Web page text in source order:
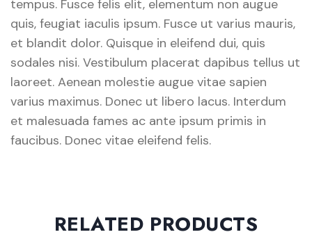
tempus. Fusce felis elit, elementum non augue
quis, feugiat iaculis ipsum. Fusce ut varius mauris,
et blandit dolor. Quisque in eleifend dui, quis
sodales nisi. Vestibulum placerat dapibus tellus ut
laoreet. Aenean molestie augue vitae sapien
varius maximus. Donec ut libero lacus. Interdum
et malesuada fames ac ante ipsum primis in
faucibus. Donec vitae eleifend felis.
RELATED PRODUCTS